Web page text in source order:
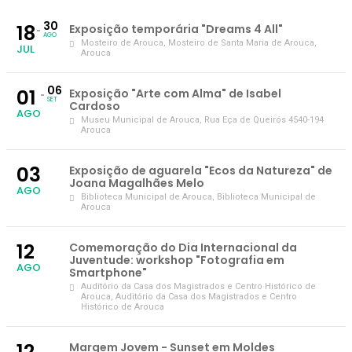
18
JUL
30
AGO Exposição temporária "Dreams 4 All"
Mosteiro de Arouca, Mosteiro de Santa Maria de Arouca,
Arouca
01
AGO
06
SET
Exposição "Arte com Alma" de Isabel
Cardoso
Museu Municipal de Arouca, Rua Eça de Queirós 4540-194
Arouca
03
AGO
Exposição de aguarela "Ecos da Natureza" de
Joana Magalhães Melo
Biblioteca Municipal de Arouca, Biblioteca Municipal de
Arouca
12
AGO
Comemoração do Dia Internacional da
Juventude: workshop "Fotografia em
Smartphone"
Auditório da Casa dos Magistrados e Centro Histórico de
Arouca, Auditório da Casa dos Magistrados e Centro
Histórico de Arouca
Margem Jovem - Sunset em Moldes